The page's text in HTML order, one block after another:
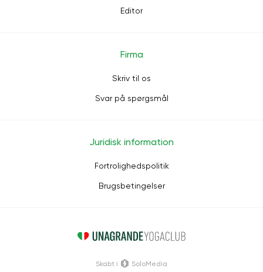
Editor
Firma
Skriv til os
Svar på spørgsmål
Juridisk information
Fortrolighedspolitik
Brugsbetingelser
Skabt i SoloMedia